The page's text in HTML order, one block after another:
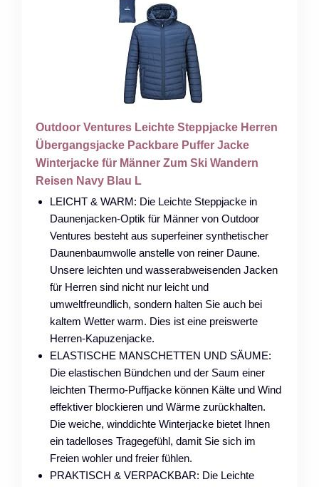
Outdoor Ventures Leichte Steppjacke Herren
Übergangsjacke Packbare Puffer Jacke
Winterjacke für Männer Zum Ski Wandern
Reisen Navy Blau L
LEICHT & WARM: Die Leichte Steppjacke in
Daunenjacken-Optik für Männer von Outdoor
Ventures besteht aus superfeiner synthetischer
Daunenbaumwolle anstelle von reiner Daune.
Unsere leichten und wasserabweisenden Jacken
für Herren sind nicht nur leicht und
umweltfreundlich, sondern halten Sie auch bei
kaltem Wetter warm. Dies ist eine preiswerte
Herren-Kapuzenjacke.
ELASTISCHE MANSCHETTEN UND SÄUME:
Die elastischen Bündchen und der Saum einer
leichten Thermo-Puffjacke können Kälte und Wind
effektiver blockieren und Wärme zurückhalten.
Die weiche, winddichte Winterjacke bietet Ihnen
ein tadelloses Tragegefühl, damit Sie sich im
Freien wohler und freier fühlen.
PRAKTISCH & VERPACKBAR: Die Leichte